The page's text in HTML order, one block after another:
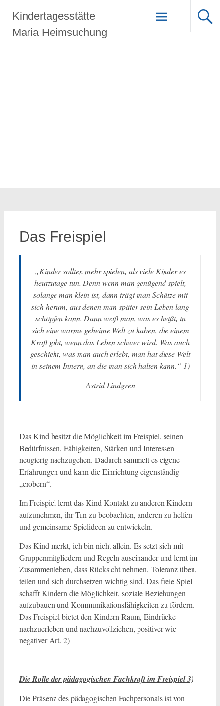
Inhalt
springen
Kindertagesstätte
Maria Heimsuchung
Das Freispiel
„Kinder sollten mehr spielen, als viele Kinder es
heutzutage tun. Denn wenn man genügend spielt,
solange man klein ist, dann trägt man Schätze mit
sich herum, aus denen man später sein Leben lang
schöpfen kann. Dann weiß man, was es heißt, in
sich eine warme geheime Welt zu haben, die einem
Kraft gibt, wenn das Leben schwer wird. Was auch
geschieht, was man auch erlebt, man hat diese Welt
in seinem Innern, an die man sich halten kann.“ 1)
Astrid Lindgren
Das Kind besitzt die Möglichkeit im Freispiel, seinen
Bedürfnissen, Fähigkeiten, Stärken und Interessen
neugierig nachzugehen. Dadurch sammelt es eigene
Erfahrungen und kann die Einrichtung eigenständig
„erobern“.
Im Freispiel lernt das Kind Kontakt zu anderen Kindern
aufzunehmen, ihr Tun zu beobachten, anderen zu helfen
und gemeinsame Spielideen zu entwickeln.
Das Kind merkt, ich bin nicht allein. Es setzt sich mit
Gruppenmitgliedern und Regeln auseinander und lernt im
Zusammenleben, dass Rücksicht nehmen, Toleranz üben,
teilen und sich durchsetzen wichtig sind. Das freie Spiel
schafft Kindern die Möglichkeit, soziale Beziehungen
aufzubauen und Kommunikationsfähigkeiten zu fördern.
Das Freispiel bietet den Kindern Raum, Eindrücke
nachzuerleben und nachzuvollziehen, positiver wie
negativer Art. 2)
Die Rolle der pädagogischen Fachkraft im Freispiel 3)
Die Präsenz des pädagogischen Fachpersonals ist von